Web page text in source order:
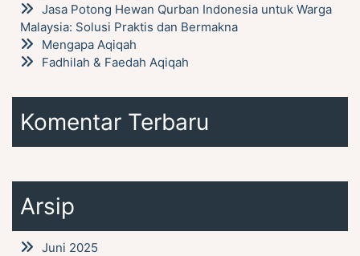
Jasa Potong Hewan Qurban Indonesia untuk Warga
Malaysia: Solusi Praktis dan Bermakna
Mengapa Aqiqah
Fadhilah & Faedah Aqiqah
Komentar Terbaru
Arsip
Juni 2025